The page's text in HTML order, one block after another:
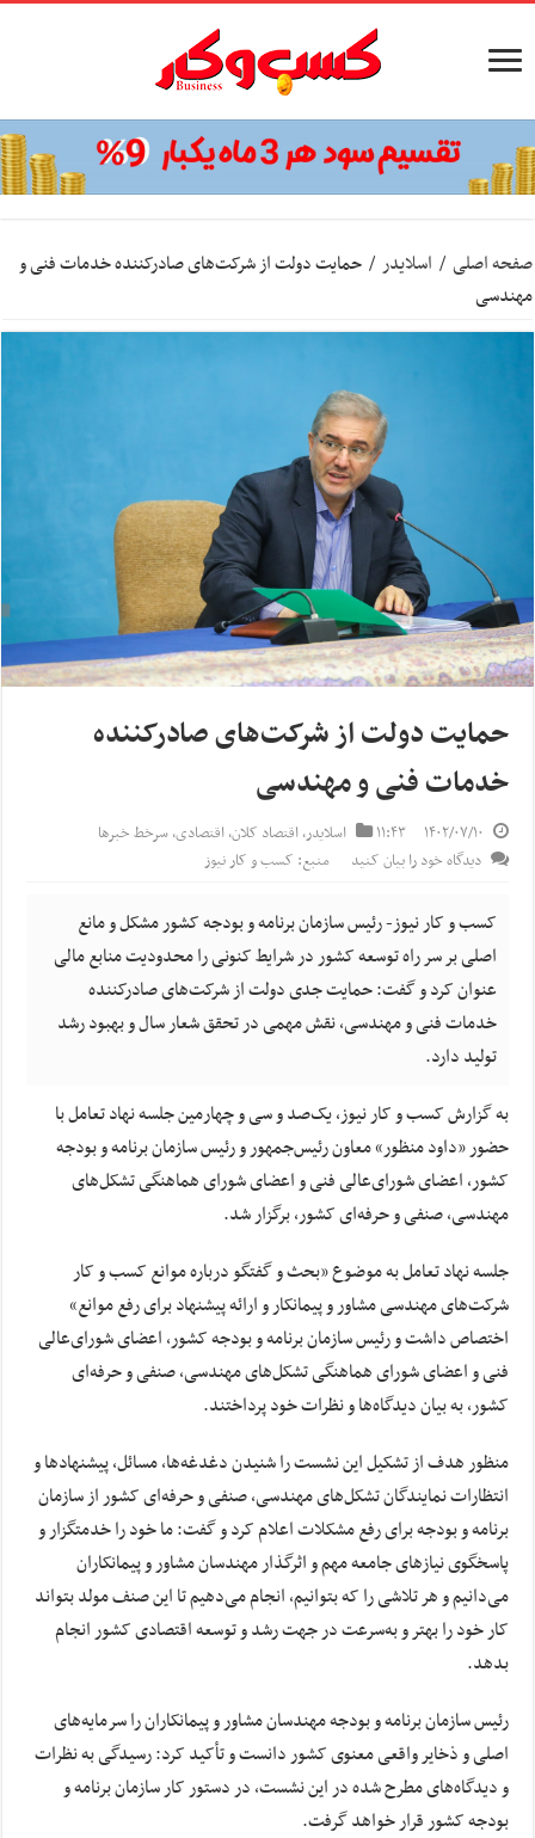
صفحه اصلی / اسلایدر / حمایت دولت از شرکت‌های صادرکننده خدمات فنی و
مهندسی
حمایت دولت از شرکت‌های صادرکننده
خدمات فنی و مهندسی
۱۴۰۲/۰۷/۱۰ ۱۱:۴۳ اسلایدر,اقتصاد کلان,اقتصادی,سرخط خبرها
دیدگاه خود را بیان کنید
منبع: کسب و کار نیوز
کسب و کار نیوز- رئیس سازمان برنامه و بودجه کشور مشکل و مانع
اصلی بر سر راه توسعه کشور در شرایط کنونی را محدودیت منابع مالی
عنوان کرد و گفت: حمایت جدی دولت از شرکت‌های صادرکننده
خدمات فنی و مهندسی، نقش مهمی در تحقق شعار سال و بهبود رشد
تولید دارد.
به گزارش کسب و کار نیوز، یک‌صد و سی و چهارمین جلسه نهاد تعامل با
حضور «داود منظور» معاون رئیس‌جمهور و رئیس سازمان برنامه و بودجه
کشور، اعضای شورای‌عالی فنی و اعضای شورای هماهنگی تشکل‌های
مهندسی، صنفی و حرفه‌ای کشور، برگزار شد.
جلسه نهاد تعامل به موضوع «بحث و گفتگو درباره موانع کسب و کار
شرکت‌های مهندسی مشاور و پیمانکار و ارائه پیشنهاد برای رفع موانع»
اختصاص داشت و رئیس سازمان برنامه و بودجه کشور، اعضای شورای‌عالی
فنی و اعضای شورای هماهنگی تشکل‌های مهندسی، صنفی و حرفه‌ای
کشور، به بیان دیدگاه‌ها و نظرات خود پرداختند.
منظور هدف از تشکیل این نشست را شنیدن دغدغه‌ها، مسائل، پیشنهادها و
انتظارات نمایندگان تشکل‌های مهندسی، صنفی و حرفه‌ای کشور از سازمان
برنامه و بودجه برای رفع مشکلات اعلام کرد و گفت: ما خود را خدمتگزار و
پاسخگوی نیازهای جامعه مهم و اثرگذار مهندسان مشاور و پیمانکاران
می‌دانیم و هر تلاشی را که بتوانیم، انجام می‌دهیم تا این صنف مولد بتواند
کار خود را بهتر و به‌سرعت در جهت رشد و توسعه اقتصادی کشور انجام
بدهد.
رئیس سازمان برنامه و بودجه مهندسان مشاور و پیمانکاران را سرمایه‌های
اصلی و ذخایر واقعی معنوی کشور دانست و تأکید کرد: رسیدگی به نظرات
و دیدگاه‌های مطرح شده در این نشست، در دستور کار سازمان برنامه و
بودجه کشور قرار خواهد گرفت.